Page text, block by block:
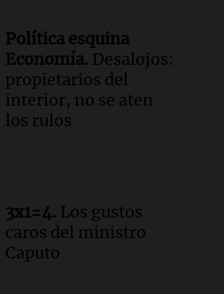
Política esquina
Economía. Desalojos:
propietarios del
interior, no se aten
los rulos
3x1=4. Los gustos
caros del ministro
Caputo